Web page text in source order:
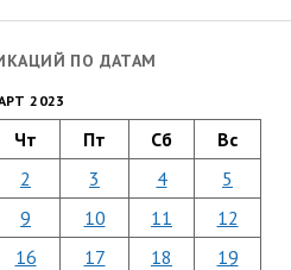
ПО ДАТАМ
2023
Чт Пт Сб Вс
2 3 4
5
9 10 11
12
16 17 18
19